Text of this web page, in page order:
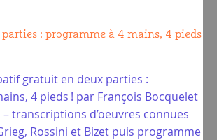
parties : programme à 4 mains, 4 pieds
gratuit en deux parties :
4 pieds ! par François Bocquelet
transcriptions d’oeuvres connues
Rossini et Bizet puis programme